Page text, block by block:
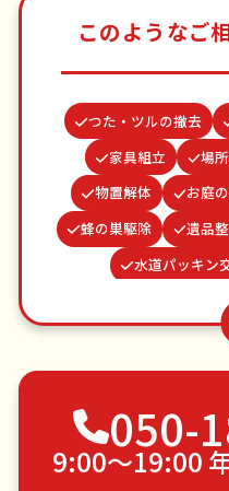
このようなご
つた・ツルの撤去
家具組立
場
物置解体
お庭
蜂の巣駆除
遺品
水道パッキン
網戸張替え
ゴキ
買い物代行
不
植木の剪定
植
ペットのお世話
050-
9:00〜19:00